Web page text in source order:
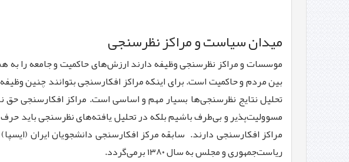
میدان سیاست و مراکز نظرسنجی
موسسات و مراکز نظرسنجی وظیفه دارند ارزش‌های حاکمیت و جامعه را به
بین مردم و حاکمیت است. برای اینکه مراکز افکارسنجی بتوانند چنین
تحلیل نتایج نظرسنجی‌ها بسیار مهم و اساسی است. مراکز افکارسنجی حق
مسوولیت‌پذیر و بی‌طرف باشیم بلکه در تحلیل یافته‌های نظرسنجی باید
مراکز افکارسنجی دارند. سابقه مرکز افکارسنجی دانشجویان ایران
ریاست‌جمهوری و مجلس به سال ۱۳۸۰ برمی‌گردد.